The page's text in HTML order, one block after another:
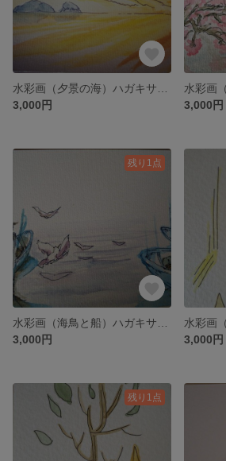
3,000円
3,000円
残り1点
3,000円
3,000円
残り1点